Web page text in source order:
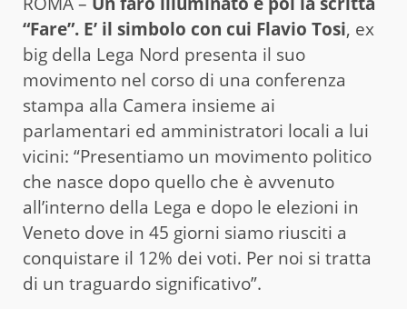
“Fare”. E’ il simbolo con cui Flavio Tosi, ex
big della Lega Nord presenta il suo
movimento nel corso di una conferenza
stampa alla Camera insieme ai
parlamentari ed amministratori locali a lui
vicini: “Presentiamo un movimento politico
che nasce dopo quello che è avvenuto
all’interno della Lega e dopo le elezioni in
Veneto dove in 45 giorni siamo riusciti a
conquistare il 12% dei voti. Per noi si tratta
di un traguardo significativo”.